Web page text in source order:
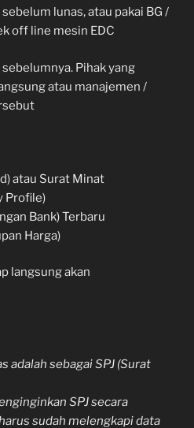
lunas, atau pakai BG /
off line mesin EDC
Pihak yang
atau manajemen /
atau Surat Minat
Profile)
Bank) Terbaru
Harga)
langsung akan
adalah sebagai SPJ (Surat
SPJ secara
sudah melengkapi data